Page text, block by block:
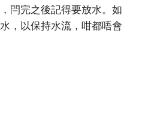
閂完之後記得要放水。如
，以保持水流，咁都唔會